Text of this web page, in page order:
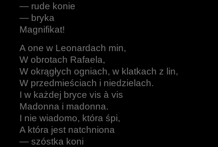
— rude konie
— bryka
Magnifikat!
A one w Leonardach min,
W obrotach Rafaela,
W okrągłych ogniach, w klatkach z lin,
W przedmieściach i niedzielach.
I w każdej bryce vis à vis
Madonna i madonna.
I nie wiadomo, która śpi,
A która jest natchniona
— szóstka koni